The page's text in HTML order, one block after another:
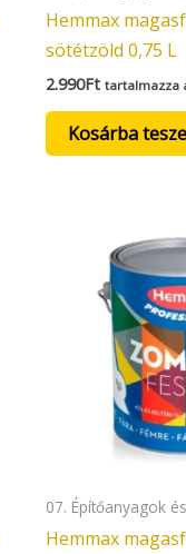
Hemmax
sötétzöld 0,75 L
2.990Ft tartalmazza
Kosárba
07. Építőanyagok
Hemmax